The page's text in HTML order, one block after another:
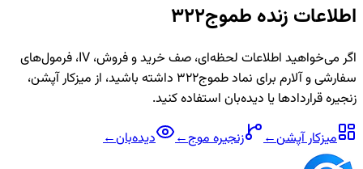
اطلاعات زنده طموج322
اگر می‌خواهید اطلاعات لحظه‌ای، صف خرید و فروش، IV، فرمول‌های
سفارشی و آلارم برای نمادطموج322
داشته باشید، از میزکار آپشن،
زنجیره قراردادها یا دیده‌بان استفاده کنید.
میزکار آپشن← زنجیرهموج← دیده‌بان←